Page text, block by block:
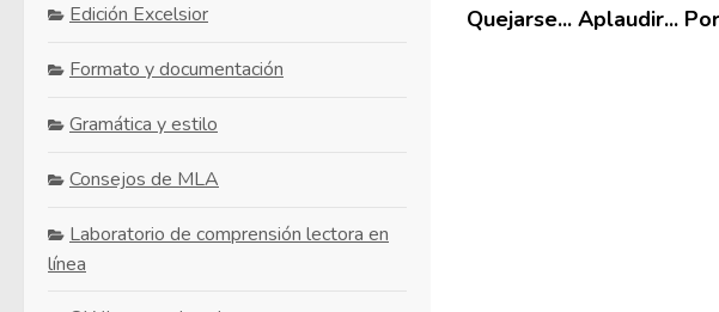
Quejarse... Aplaudir...
Edición Excelsior
Formato y documentación
Gramática y estilo
Consejos de MLA
Laboratorio de comprensión lectora en
línea